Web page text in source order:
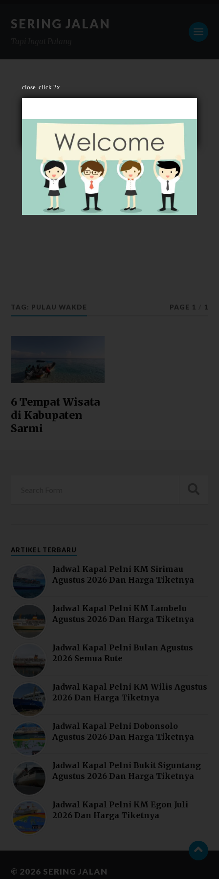
close click 2x
SERING JALAN
TAG: PULAU WAKDE PAGE 1 1
6 Tempat Wisata
di Kabupaten
Sarmi
ARTIKEL TERBARU
Jadwal Kapal Pelni KM Sirimau
Agustus 2026 Dan Harga Tiketnya
Jadwal Kapal Pelni KM Lambelu
Agustus 2026 Dan Harga Tiketnya
Jadwal Kapal Pelni Bulan Agustus
2026 Semua Rute
Jadwal Kapal Pelni KM Wilis Agustus
2026 Dan Harga Tiketnya
Jadwal Kapal Pelni Dobonsolo
Agustus 2026 Dan Harga Tiketnya
Jadwal Kapal Pelni Bukit Siguntang
Agustus 2026 Dan Harga Tiketnya
Jadwal Kapal Pelni KM Egon Juli
2026 Dan Harga Tiketnya
© 2026 SERING JALAN